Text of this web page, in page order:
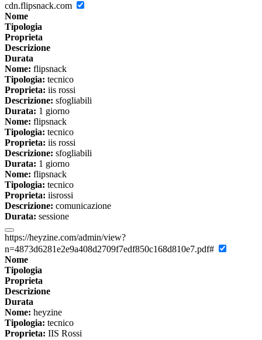
cdn.flipsnack.com
Nome
Tipologia
Proprieta
Descrizione
Durata
Nome: flipsnack
Tipologia: tecnico
Proprieta: iis rossi
Descrizione: sfogliabili
Durata: 1 giorno
Nome: flipsnack
Tipologia: tecnico
Proprieta: iis rossi
Descrizione: sfogliabili
Durata: 1 giorno
Nome: flipsnack
Tipologia: tecnico
Proprieta: iisrossi
Descrizione: comunicazione
Durata: sessione
https://heyzine.com/admin/view?
n=4873d6281e2e9a408d2709f7edf850c168d810e7.pdf#
Nome
Tipologia
Proprieta
Descrizione
Durata
Nome: heyzine
Tipologia: tecnico
Proprieta: IIS Rossi